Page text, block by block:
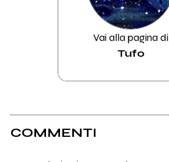
Vai alla pagina di
Tufo
COMMENTI